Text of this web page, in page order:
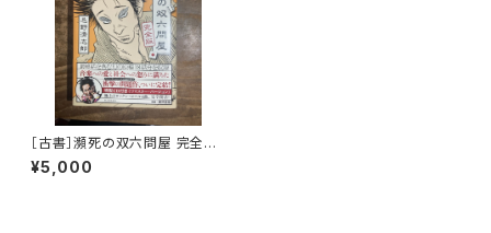
［古書］瀕死の双六問屋 完全版
（CD付）
¥5,000